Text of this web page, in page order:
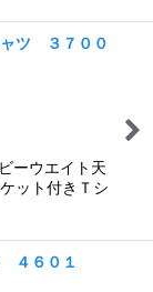
ツ ３７００
ーウエイト天
ット付きＴシ
４６０１